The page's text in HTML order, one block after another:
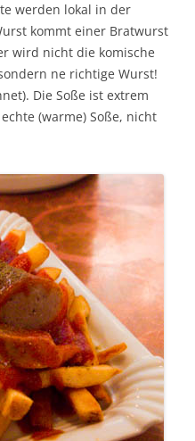
werden lokal in der
kommt einer Bratwurst
wird nicht die komische
ne richtige Wurst!
Die Soße ist extrem
(warme) Soße, nicht